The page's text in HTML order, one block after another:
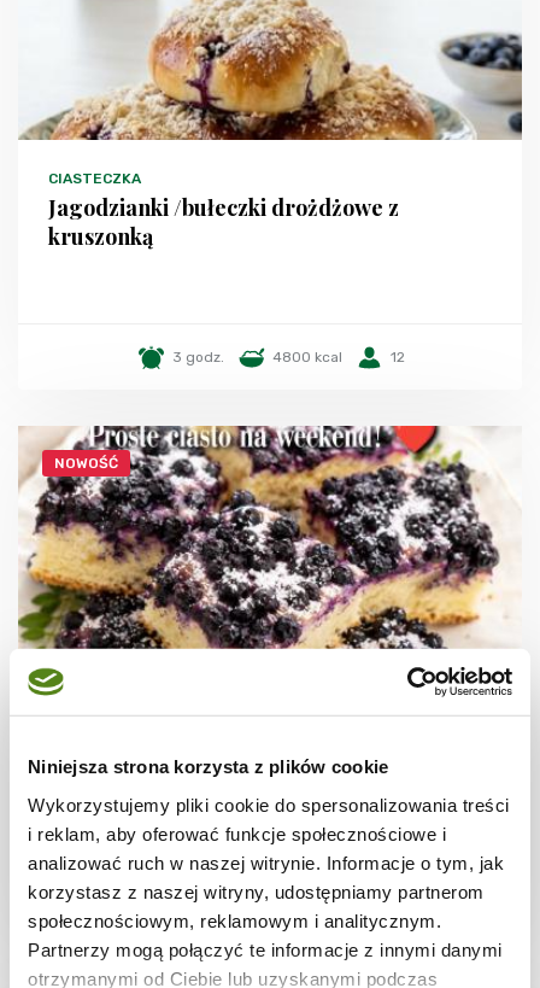
Niniejsza strona korzysta z plików cookie
Wykorzystujemy pliki cookie do spersonalizowania treści
i reklam, aby oferować funkcje społecznościowe i
analizować ruch w naszej witrynie. Informacje o tym, jak
korzystasz z naszej witryny, udostępniamy partnerom
społecznościowym, reklamowym i analitycznym.
Partnerzy mogą połączyć te informacje z innymi danymi
otrzymanymi od Ciebie lub uzyskanymi podczas
CIASTECZKA
Jagodzianki /bułeczki drożdżowe z
kruszonką
3 godz. 4800 kcal 12
NOWOŚĆ
Ciasto drożdżowe z jagodami i serem –
miękkie i puszyste
2 godz. 4897 kcal 24